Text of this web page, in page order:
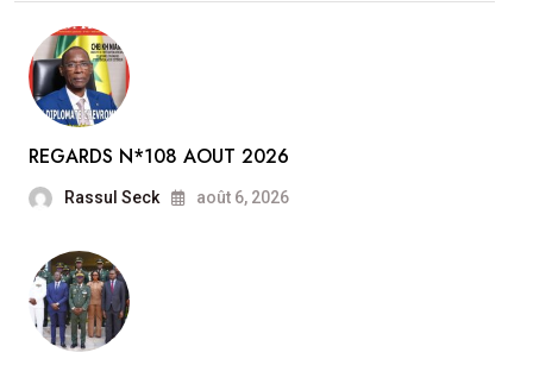
REGARDS N*108 AOUT 2026
Rassul Seck août 6, 2026